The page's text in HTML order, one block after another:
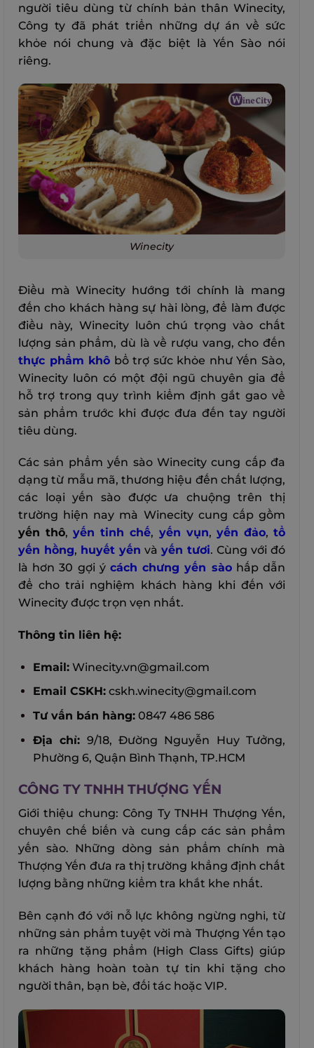
người tiêu dùng từ chính bản thân Winecity,
Công ty đã phát triển những dự án về sức
khỏe nói chung và đặc biệt là Yến Sào nói
riêng.
Winecity
Điều mà Winecity hướng tới chính là mang
đến cho khách hàng sự hài lòng, để làm được
điều này, Winecity luôn chú trọng vào chất
lượng sản phẩm, dù là về rượu vang, cho đến
thực phẩm khô bổ trợ sức khỏe như Yến Sào,
Winecity luôn có một đội ngũ chuyên gia để
hỗ trợ trong quy trình kiểm định gắt gao về
sản phẩm trước khi được đưa đến tay người
tiêu dùng.
Các sản phẩm yến sào Winecity cung cấp đa
dạng từ mẫu mã, thương hiệu đến chất lượng,
các loại yến sào được ưa chuộng trên thị
trường hiện nay mà Winecity cung cấp gồm
yến thô,yến tinh chế, yến vụn, yến đảo,tổ
yến hồng, huyết yến và yến tươi. Cùng với đó
là hơn 30 gợi ý cách chưng yến sàohấp dẫn
để cho trải nghiệm khách hàng khi đến với
Winecity được trọn vẹn nhất.
Thông tin liên hệ:
Email: Winecity.vn@gmail.com
Email CSKH: cskh.winecity@gmail.com
Tư vấn bán hàng:0847 486 586
Địa chỉ: 9/18, Đường Nguyễn Huy Tưởng,
Phường 6, Quận Bình Thạnh, TP.HCM
CÔNG TY TNHH THƯỢNG YẾN
Giới thiệu chung: Công Ty TNHH Thượng Yến,
chuyên chế biến và cung cấp các sản phẩm
yến sào. Những dòng sản phẩm chính mà
Thượng Yến đưa ra thị trường khẳng định chất
lượng bằng những kiểm tra khắt khe nhất.
Bên cạnh đó với nỗ lực không ngừng nghỉ, từ
những sản phẩm tuyệt vời mà Thượng Yến tạo
ra những tặng phẩm (High Class Gifts) giúp
khách hàng hoàn toàn tự tin khi tặng cho
người thân, bạn bè, đối tác hoặc VIP.